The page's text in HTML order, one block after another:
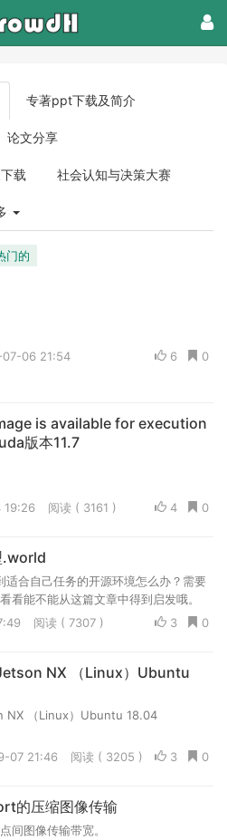
专著ppt下载及简介
论文分享
载 社会认知与决策大赛
门的
0
6
06 21:54
is available for execution
版本11.7
0
4
19:26 阅读 ( 3161 )
.world
合自己任务的开源环境怎么办？需要
看能不能从这篇文章中得到启发哦。
0
3
阅读 ( 7307 )
NX （Linux）Ubuntu
NX （Linux）Ubuntu 18.04
0
3
07 21:46 阅读 ( 3205 )
的压缩图像传输
间图像传输带宽。